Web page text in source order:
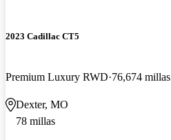
2023 Cadillac CT5
Premium Luxury RWD 76,674 millas
Dexter, MO
78 millas